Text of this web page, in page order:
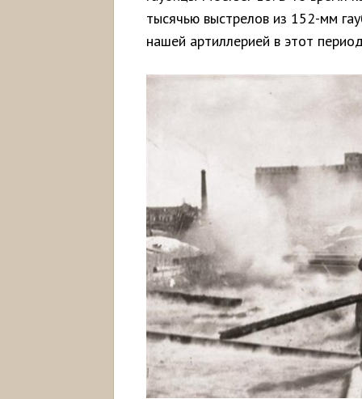
тысячью выстрелов из 152-мм
нашей артиллерией в этот